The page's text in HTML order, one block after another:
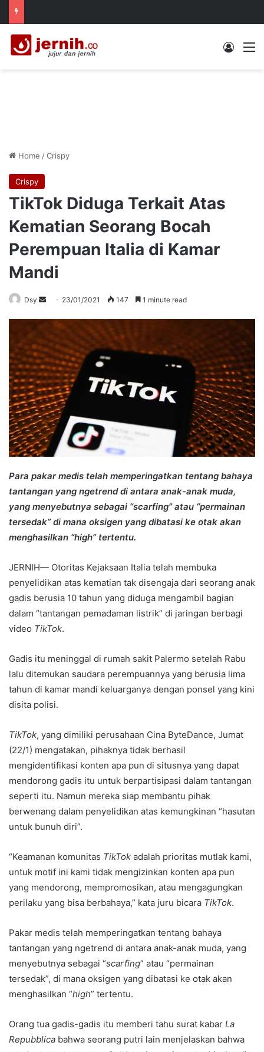
Log In
Home /Crispy
Crispy
TikTok Diduga Terkait Atas
Kematian Seorang Bocah
Perempuan Italia di Kamar
Mandi
Dsy
Send
email
23/01/2021 147 1 minute read
Para pakar medis telah memperingatkan tentang bahaya
tantangan yang ngetrend di antara anak-anak muda,
yang menyebutnya sebagai “scarfing” atau “permainan
tersedak” di mana oksigen yang dibatasi ke otak akan
menghasilkan “high” tertentu.
JERNIH— Otoritas Kejaksaan Italia telah membuka
penyelidikan atas kematian tak disengaja dari seorang anak
gadis berusia 10 tahun yang diduga mengambil bagian
dalam “tantangan pemadaman listrik” di jaringan berbagi
video TikTok.
Gadis itu meninggal di rumah sakit Palermo setelah Rabu
lalu ditemukan saudara perempuannya yang berusia lima
tahun di kamar mandi keluarganya dengan ponsel yang kini
disita polisi.
TikTok, yang dimiliki perusahaan Cina ByteDance, Jumat
(22/1) mengatakan, pihaknya tidak berhasil
mengidentifikasi konten apa pun di situsnya yang dapat
mendorong gadis itu untuk berpartisipasi dalam tantangan
seperti itu. Namun mereka siap membantu pihak
berwenang dalam penyelidikan atas kemungkinan “hasutan
untuk bunuh diri”.
“Keamanan komunitas TikTok adalah prioritas mutlak kami,
untuk motif ini kami tidak mengizinkan konten apa pun
yang mendorong, mempromosikan, atau mengagungkan
perilaku yang bisa berbahaya,” kata juru bicara TikTok.
Pakar medis telah memperingatkan tentang bahaya
tantangan yang ngetrend di antara anak-anak muda, yang
menyebutnya sebagai “scarfing” atau “permainan
tersedak”, di mana oksigen yang dibatasi ke otak akan
menghasilkan “high” tertentu.
Orang tua gadis-gadis itu memberi tahu surat kabar La
Repubblica bahwa seorang putri lain menjelaskan bahwa